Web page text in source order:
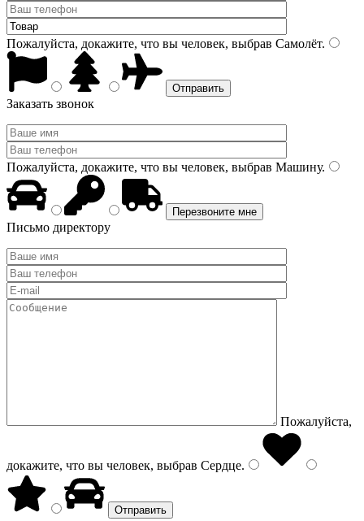
Пожалуйста, докажите, что вы человек, выбрав Самолёт.
Заказать звонок
Пожалуйста, докажите, что вы человек, выбрав Машину.
Письмо директору
Пожалуйста,
докажите, что вы человек, выбрав Сердце.